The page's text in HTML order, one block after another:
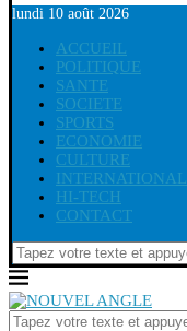
lundi 10 août 2026
ACCUEIL
POLITIQUE
SANTE
SOCIETE
SPORTS
ECONOMIE
CULTURE
INTERNATIONAL
HI-TECH
CONTACT